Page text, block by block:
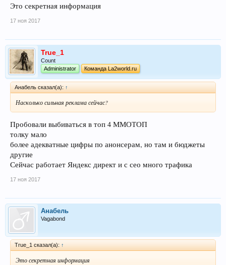
Это секретная информация
17 ноя 2017
True_1
Count
Administrator
Команда La2world.ru
Анабель сказал(а): ↑
Насколько сильная реклама сейчас?
Пробовали выбиваться в топ 4 ММОТОП
толку мало
более адекватные цифры по анонсерам, но там и бюджеты
другие
Сейчас работает Яндекс директ и с сео много трафика
17 ноя 2017
Анабель
Vagabond
True_1 сказал(а): ↑
Это секретная информация